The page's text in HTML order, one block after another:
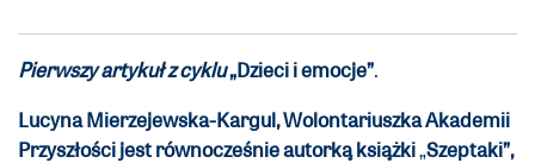
Pierwszy artykuł z cyklu„Dzieci i emocje”.
Lucyna Mierzejewska-Kargul, Wolontariuszka Akademii
Przyszłości jest równocześnie autorką książki„Szeptaki”,